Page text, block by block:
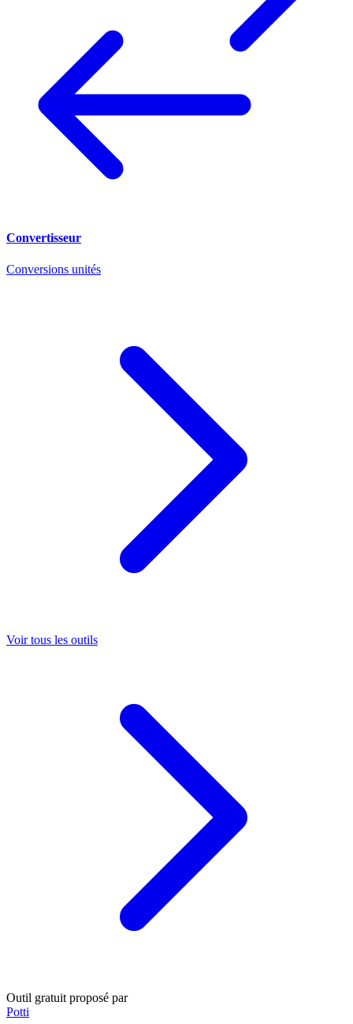
Convertisseur
Conversions unités
Voir tous les outils
Outil gratuit proposé par
Potti